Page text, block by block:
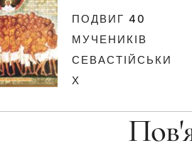
ПОДВИГ 40
МУЧЕНИКІВ
СЕВАСТІЙСЬКИ
Х